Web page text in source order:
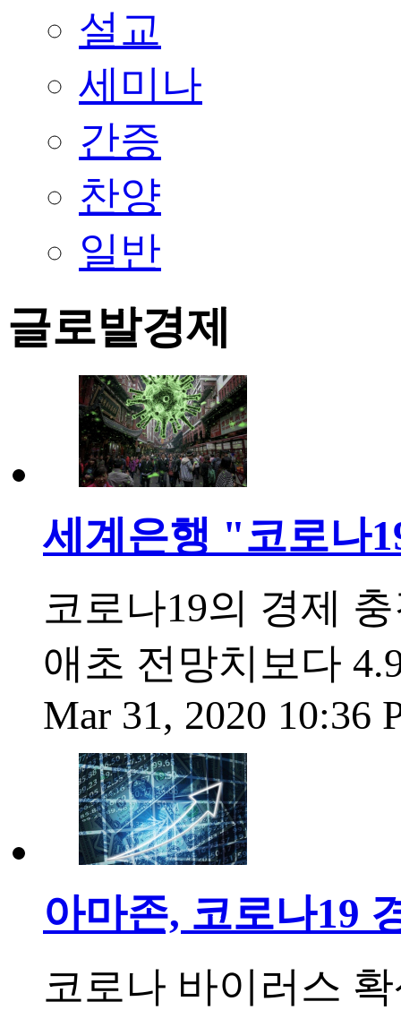
설교
세미나
간증
찬양
일반
글로발경제
세계은행 "코로나
코로나19의 경제
애초 전망치보다
Mar 31, 2020 10:36
아마존, 코로나19
코로나 바이러스